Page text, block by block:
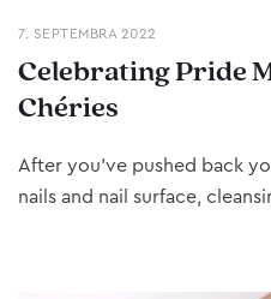
7. SEPTEMBRA 2022
Celebrating Pride
Chéries
After you’ve pushed back
nails and nail surface,